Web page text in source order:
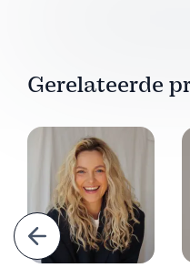
Gerelateerde